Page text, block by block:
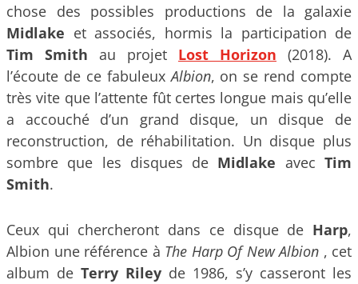
chose des possibles productions de la galaxie
Midlake et associés, hormis la participation de
Tim Smith au projet Lost Horizon (2018). A
l’écoute de ce fabuleuxAlbion, on se rend compte
très vite que l’attente fût certes longue mais qu’elle
a accouché d’un grand disque, un disque de
reconstruction, de réhabilitation. Un disque plus
sombre que les disques de Midlake avecTim
Smith.
Ceux qui chercheront dans ce disque de Harp,
Albion une référence à The Harp Of New Albion , cet
album de Terry Riley de 1986, s’y casseront les